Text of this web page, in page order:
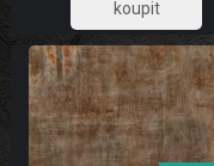
5 784,30